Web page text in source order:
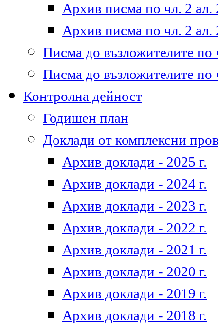
Архив писма по чл. 2 ал.
Архив писма по чл. 2 ал.
Писма до възложителите по
Писма до възложителите по
Контролна дейност
Годишен план
Доклади от комплексни
Архив доклади - 2025 г.
Архив доклади - 2024 г.
Архив доклади - 2023 г.
Архив доклади - 2022 г.
Архив доклади - 2021 г.
Архив доклади - 2020 г.
Архив доклади - 2019 г.
Архив доклади - 2018 г.